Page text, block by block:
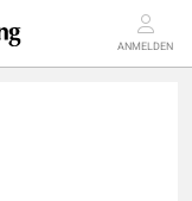
ANMELDEN